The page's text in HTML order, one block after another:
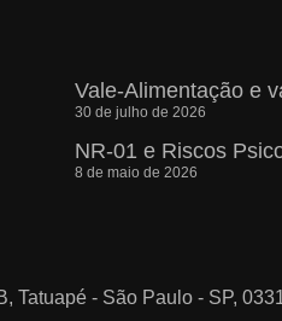
Vale-Alimentação e
30 de julho de 2026
NR-01 e Riscos
8 de maio de 2026
Tatuapé - São Paulo - SP,